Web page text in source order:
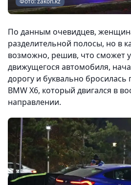
По данным очевидцев,
разделительной полосы, но в
возможно, решив, что сможет
движущегося автомобиля,
дорогу и буквально
BMW X6, который двигался в
направлении.